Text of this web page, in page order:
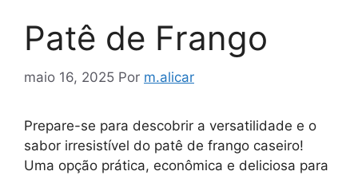
Patê de Frango
maio 16, 2025 Por m.alicar
Prepare-se para descobrir a versatilidade e o
sabor irresistível do patê de frango caseiro!
Uma opção prática, econômica e deliciosa para